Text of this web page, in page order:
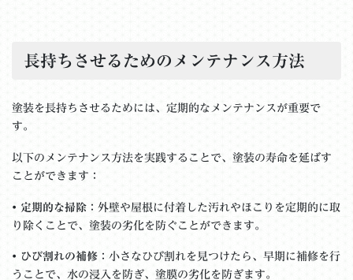
長持ちさせるためのメンテナンス方法
塗装を長持ちさせるためには、定期的なメンテナンスが重要で
す。
以下のメンテナンス方法を実践することで、塗装の寿命を延ばす
ことができます：
• 定期的な掃除 ：外壁や屋根に付着した汚れやほこりを定期的に取
り除くことで、塗装の劣化を防ぐことができます。
• ひび割れの補修 ：小さなひび割れを見つけたら、早期に補修を行
うことで、水の浸入を防ぎ、塗膜の劣化を防ぎます。